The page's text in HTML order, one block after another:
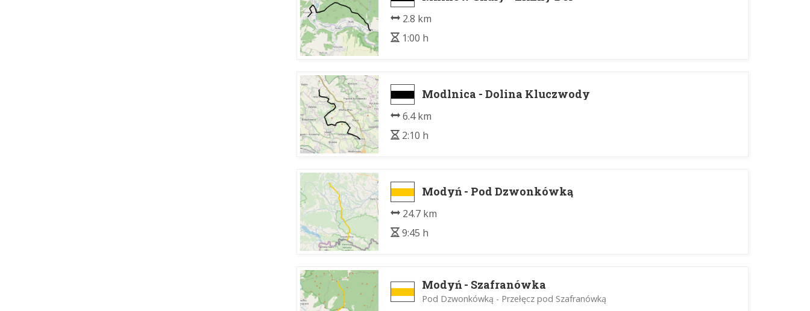
2.8 km
1:00 h
Modlnica - Dolina Kluczwody
6.4 km
2:10 h
Modyń - Pod Dzwonkówką
24.7 km
9:45 h
Modyń - Szafranówka
Pod Dzwonkówką - Przełęcz pod Szafranówką